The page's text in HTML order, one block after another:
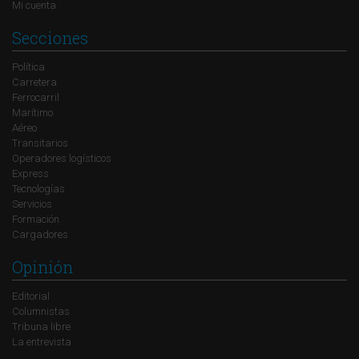
Mi cuenta
Secciones
Política
Carretera
Ferrocarril
Marítimo
Aéreo
Transitarios
Operadores logísticos
Express
Tecnologías
Servicios
Formación
Cargadores
Opinión
Editorial
Columnistas
Tribuna libre
La entrevista